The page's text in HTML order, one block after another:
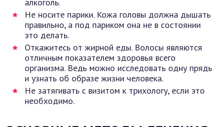
Не носите парики. Кожа головы должна дышать
правильно, а под париком она не в состоянии
это делать.
Откажитесь от жирной еды. Волосы являются
отличным показателем здоровья всего
организма. Ведь можно исследовать одну прядь
и узнать об образе жизни человека.
Не затягивать с визитом к трихологу, если это
необходимо.